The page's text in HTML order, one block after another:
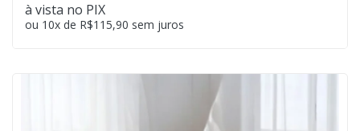
à vista no PIX
ou 10x de R$115,90 sem juros